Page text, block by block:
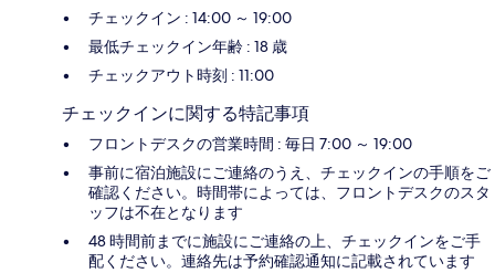
チェックイン : 14:00 ～ 19:00
最低チェックイン年齢 : 18 歳
チェックアウト時刻 : 11:00
チェックインに関する特記事項
フロントデスクの営業時間 : 毎日 7:00 ～ 19:00
事前に宿泊施設にご連絡のうえ、チェックインの手順をご
確認ください。時間帯によっては、フロントデスクのスタ
ッフは不在となります
48 時間前までに施設にご連絡の上、チェックインをご手
配ください。連絡先は予約確認通知に記載されています